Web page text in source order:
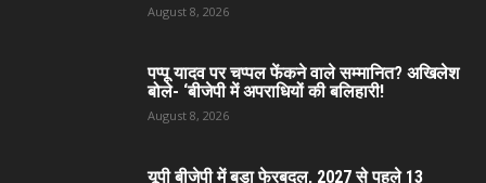
August 8, 2026
पप्पू यादव पर चप्पल फेंकने वाले सम्मानित? अखिलेश
बोले- ‘बीजेपी में अपराधियों की बलिहारी!
August 8, 2026
यूपी बीजेपी में बड़ा फेरबदल, 2027 से पहले 13